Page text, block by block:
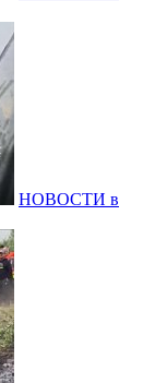
НОВОСТИ в